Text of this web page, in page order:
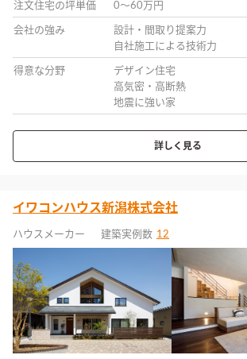
注文住宅の坪単価 0〜60万円
会社の強み
設計・間取り提案力
自社施工による技術力
得意な分野
デザイン住宅
高気密・高断熱
地震に強い家
詳しく見る
イワコンハウス新潟株式会社
ハウスメーカー 建築実例数 12